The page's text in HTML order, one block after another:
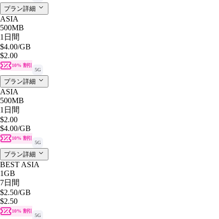
プラン詳細
ASIA
500MB
1日間
$4.00/GB
$2.00
10% 割引
5G
プラン詳細
ASIA
500MB
1日間
$2.00
$4.00/GB
10% 割引
5G
プラン詳細
BEST ASIA
1GB
7日間
$2.50/GB
$2.50
10% 割引
5G